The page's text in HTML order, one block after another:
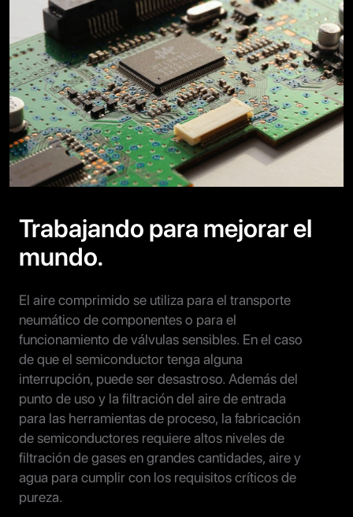
Trabajando para mejorar el
mundo.
El aire comprimido se utiliza para el transporte
neumático de componentes o para el
funcionamiento de válvulas sensibles. En el caso
de que el semiconductor tenga alguna
interrupción, puede ser desastroso. Además del
punto de uso y la filtración del aire de entrada
para las herramientas de proceso, la fabricación
de semiconductores requiere altos niveles de
filtración de gases en grandes cantidades, aire y
agua para cumplir con los requisitos críticos de
pureza.